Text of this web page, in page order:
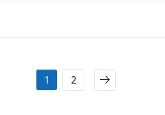
1 2